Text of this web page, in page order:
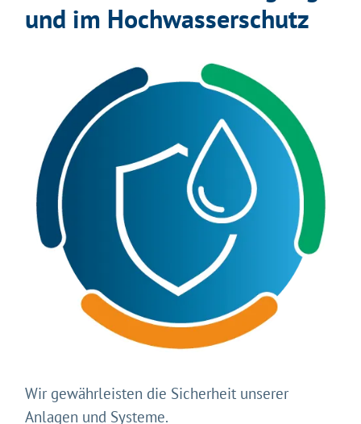
und im Hochwasserschutz
Wir gewährleisten die Sicherheit unserer
Anlagen und Systeme.